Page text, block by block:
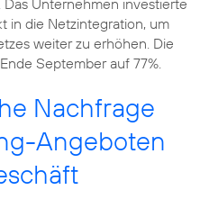
in die Netzintegration, um
weiter zu erhöhen. Die
September auf 77%.
Nachfrage
Angeboten